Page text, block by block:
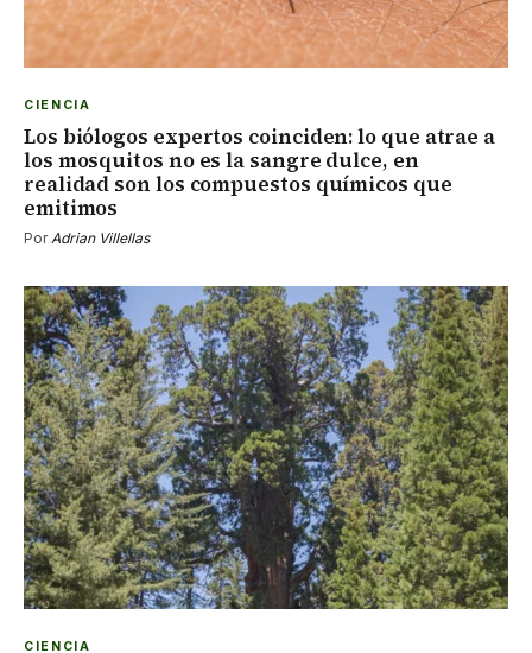
CIENCIA
Los biólogos expertos coinciden: lo que atrae a
los mosquitos no es la sangre dulce, en
realidad son los compuestos químicos que
emitimos
Por Adrian Villellas
CIENCIA